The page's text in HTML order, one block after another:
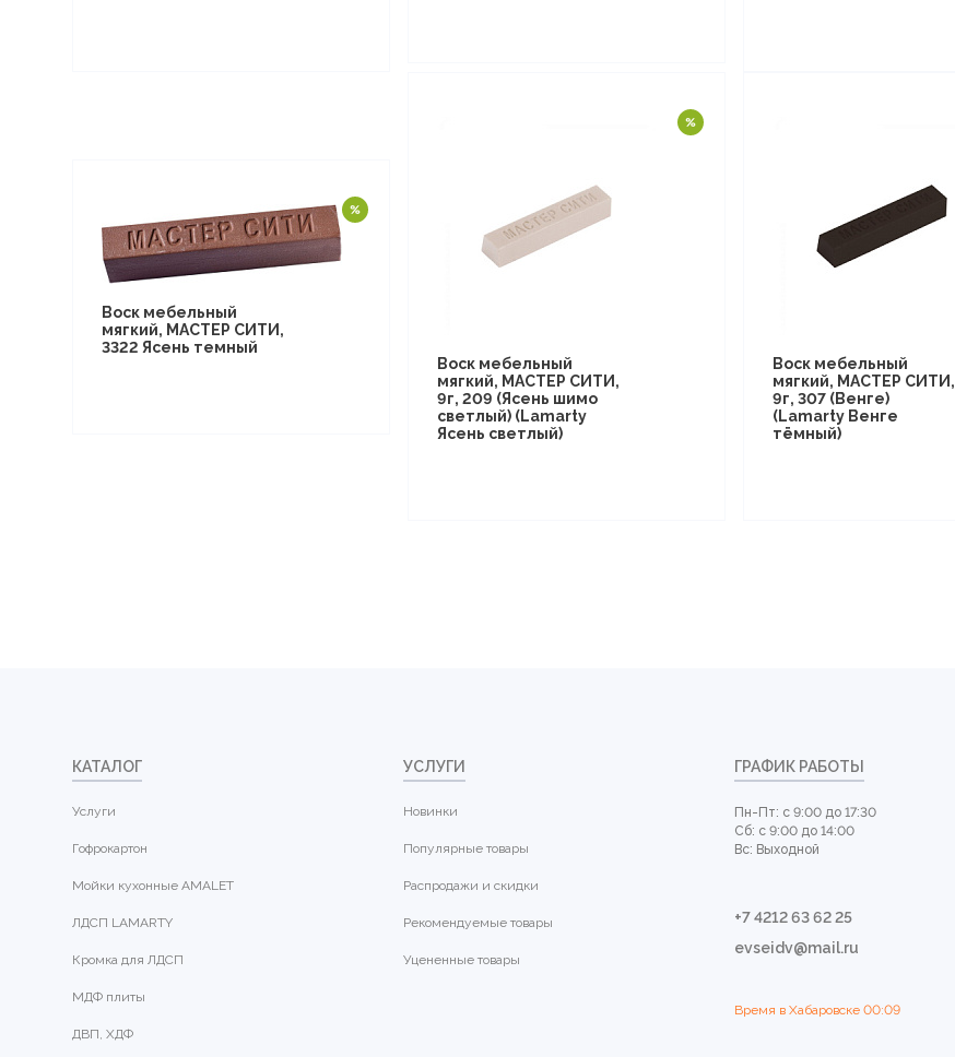
Воск мебельный
мягкий, МАСТЕР СИТИ,
3322 Ясень темный
Воск мебельный
мягкий, МАСТЕР СИТИ,
9г, 209 (Ясень шимо
светлый) (Lamarty
Ясень светлый)
Воск мебельный
мягкий, МАСТЕР СИТИ,
9г, 307 (Венге)
(Lamarty Венге
тёмный)
КАТАЛОГ
Услуги
Гофрокартон
Мойки кухонные AMALET
ЛДСП LAMARTY
Кромка для ЛДСП
МДФ плиты
ДВП, ХДФ
УСЛУГИ
Новинки
Популярные товары
Распродажи и скидки
Рекомендуемые товары
Уцененные товары
ГРАФИК РАБОТЫ
Пн-Пт: с 9:00 до 17:30
Сб: с 9:00 до 14:00
Вс: Выходной
+7 4212 63 62 25
evseidv@mail.ru
Время в Хабаровске 00:09